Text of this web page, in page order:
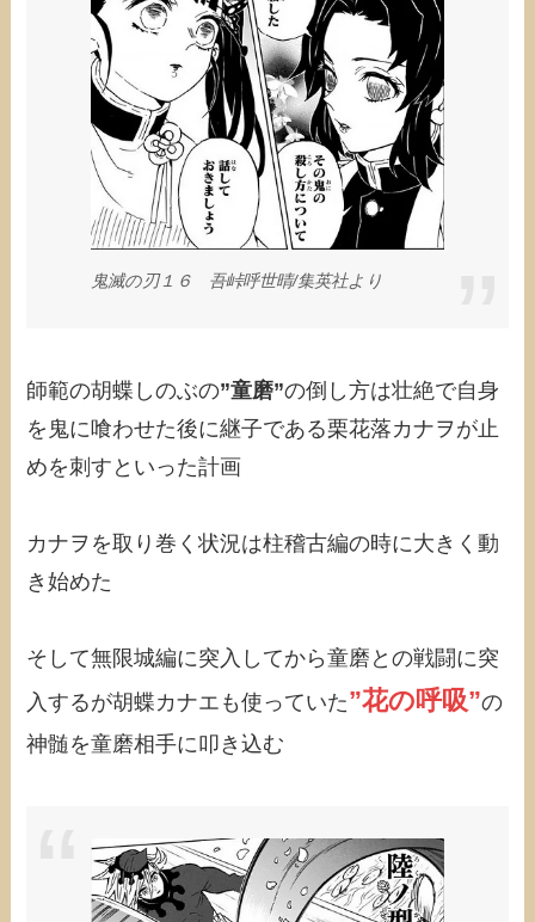
鬼滅の刃１６ 吾峠呼世晴/集英社より
師範の胡蝶しのぶの”童磨”の倒し方は壮絶で自身
を鬼に喰わせた後に継子である栗花落カナヲが止
めを刺すといった計画
カナヲを取り巻く状況は柱稽古編の時に大きく動
き始めた
そして無限城編に突入してから童磨との戦闘に突
入するが胡蝶カナエも使っていた”花の呼吸”の
神髄を童磨相手に叩き込む